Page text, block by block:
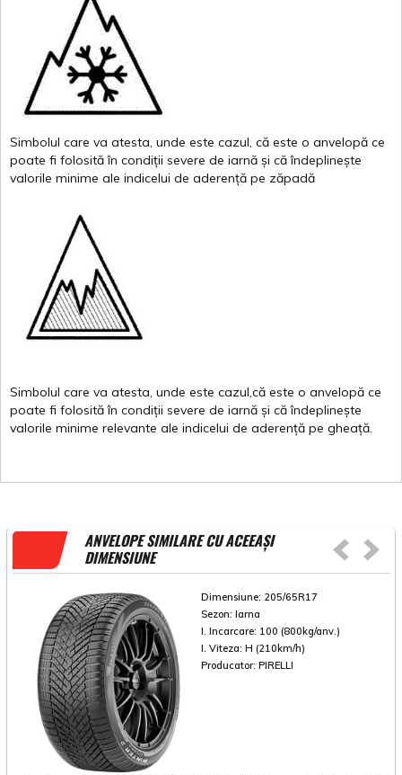
Simbolul care va atesta, unde este cazul, că este o anvelopă ce
poate fi folosită în condiții severe de iarnă și că îndeplinește
valorile minime ale indicelui de aderență pe zăpadă
Simbolul care va atesta, unde este cazul,că este o anvelopă ce
poate fi folosită în condiții severe de iarnă și că îndeplinește
valorile minime relevante ale indicelui de aderență pe gheață.
ANVELOPE SIMILARE CU ACEEAȘI
DIMENSIUNE
Dimensiune: 205/65R17
Sezon: Iarna
I. Incarcare: 100 (800kg/anv.)
I. Viteza: H (210km/h)
Producator: PIRELLI